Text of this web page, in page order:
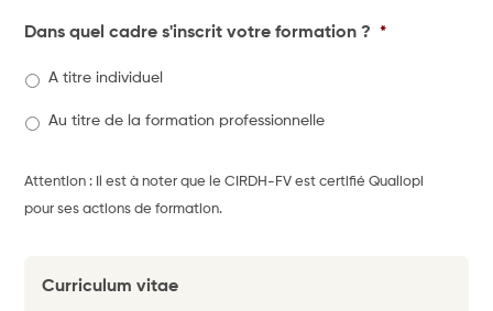
Dans quel cadre s'inscrit votre formation ? *
A titre individuel
Au titre de la formation professionnelle
Attention : Il est à noter que le CIRDH-FV est certifié Qualiopi
pour ses actions de formation.
Curriculum vitae